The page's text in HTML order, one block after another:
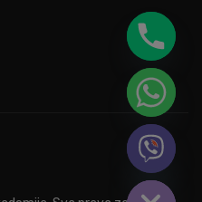
Hide chaty